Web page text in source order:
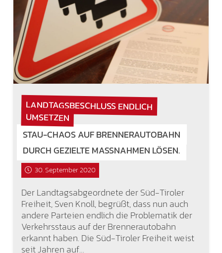
LANDTAGSBESCHLUSS ENDLICH
UMSETZEN
STAU-CHAOS AUF BRENNERAUTOBAHN
DURCH GEZIELTE MASSNAHMEN LÖSEN.
30. September 2020
Der Landtagsabgeordnete der Süd-Tiroler
Freiheit, Sven Knoll, begrüßt, dass nun auch
andere Parteien endlich die Problematik der
Verkehrsstaus auf der Brennerautobahn
erkannt haben. Die Süd-Tiroler Freiheit weist
seit Jahren auf…